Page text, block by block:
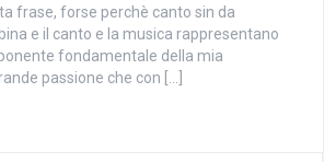
frase, forse perchè canto sin da
e il canto e la musica rappresentano
fondamentale della mia
passione che con […]